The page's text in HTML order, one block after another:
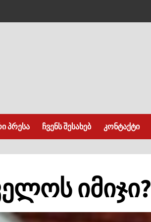
პრესა ჩვენს შესახებ კონტაქტი
იმიჯი?